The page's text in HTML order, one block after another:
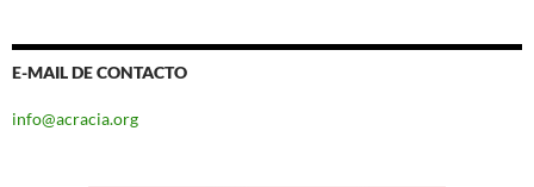
E-MAIL DE CONTACTO
info@acracia.org